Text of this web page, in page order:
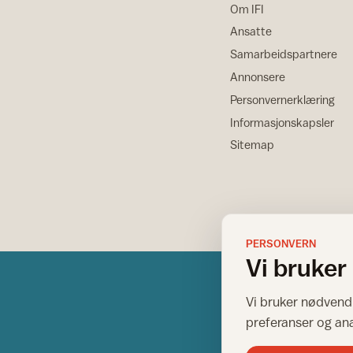
Om IFI
Ansatte
Samarbeidspartnere
Annonsere
Personvernerklæring
Informasjonskapsler
Sitemap
PERSONVERN
Vi
Vi bruker
preferanser og